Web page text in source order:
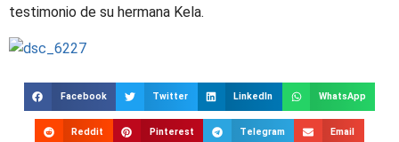
testimonio de su hermana Kela.
Facebook Twitter LinkedIn WhatsApp
Reddit Pinterest Telegram Email